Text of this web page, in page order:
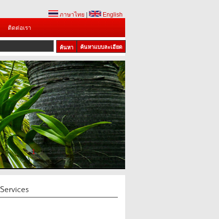
ภาษาไทย
English
ติดต่อเรา
ค้นหาแบบละเอียด
1 2 3 4